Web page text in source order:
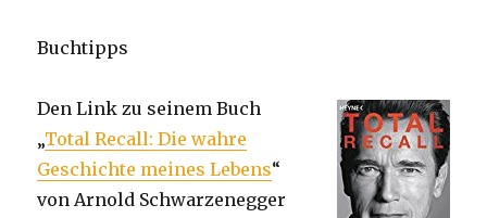
Buchtipps
Den Link zu seinem Buch
„Total Recall: Die wahre
Geschichte meines Lebens“
von Arnold Schwarzenegger